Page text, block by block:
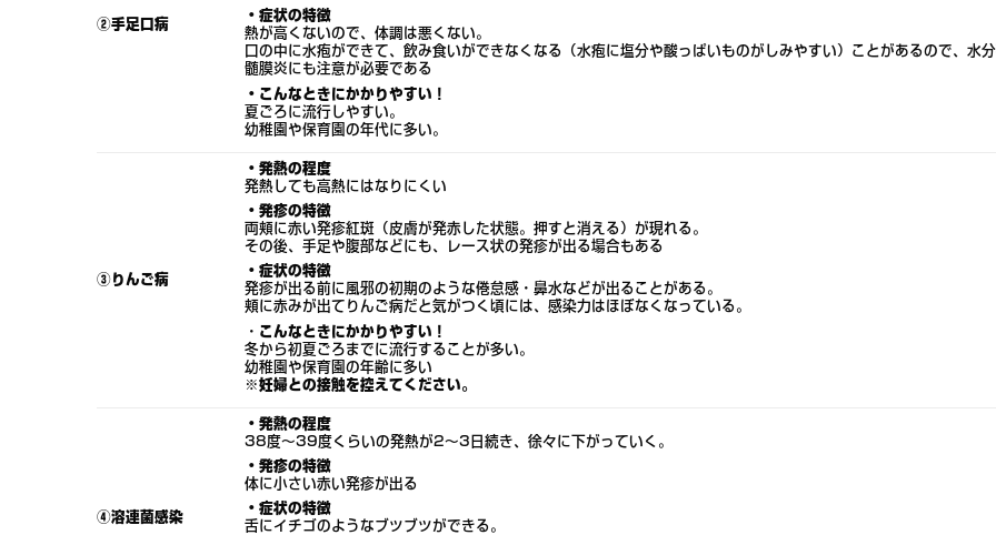
②手足口病
・症状の特徴
熱が高くないので、体調は悪くない。
口の中に水疱ができて、飲み食いができなくなる（水疱に塩分や酸っぱいものがしみやすい）ことがあるので、水分
髄膜炎にも注意が必要である
・こんなときにかかりやすい！
夏ごろに流行しやすい。
幼稚園や保育園の年代に多い。
③りんご病
・発熱の程度
発熱しても高熱にはなりにくい
・発疹の特徴
両頬に赤い発疹紅斑（皮膚が発赤した状態。押すと消える）が現れる。
その後、手足や腹部などにも、レース状の発疹が出る場合もある
・症状の特徴
発疹が出る前に風邪の初期のような倦怠感・鼻水などが出ることがある。
頬に赤みが出てりんご病だと気がつく頃には、感染力はほぼなくなっている。
・ こんなときにかかりやすい！
冬から初夏ごろまでに流行することが多い。
幼稚園や保育園の年齢に多い
※妊婦との接触を控えてください。
④溶連菌感染
・発熱の程度
38度〜39度くらいの発熱が2～3日続き、徐々に下がっていく。
・発疹の特徴
体に小さい赤い発疹が出る
・症状の特徴
舌にイチゴのようなブツブツができる。